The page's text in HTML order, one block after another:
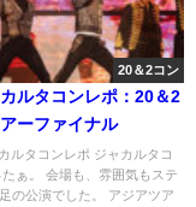
20＆2コン
ルタコンレポ：20＆2
ーファイナル
ルタコンレポ ジャカルタコ
たぁ。 会場も、雰囲気もステ
の公演でした。 アジアツア